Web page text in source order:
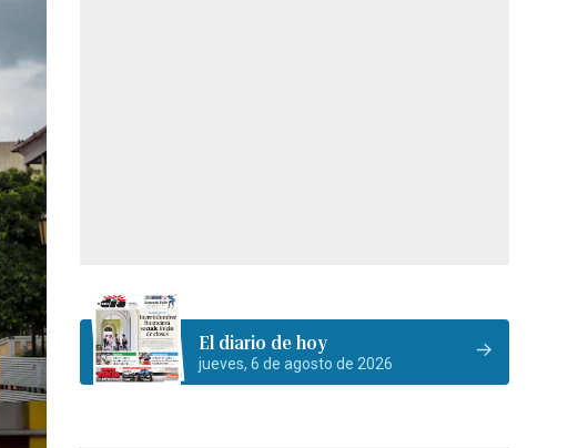
El diario de hoy
jueves, 6 de agosto de 2026